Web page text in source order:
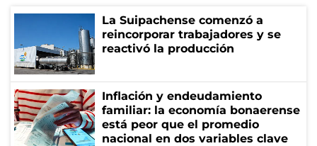
La Suipachense comenzó a
reincorporar trabajadores y se
reactivó la producción
Inflación y endeudamiento
familiar: la economía bonaerense
está peor que el promedio
nacional en dos variables clave